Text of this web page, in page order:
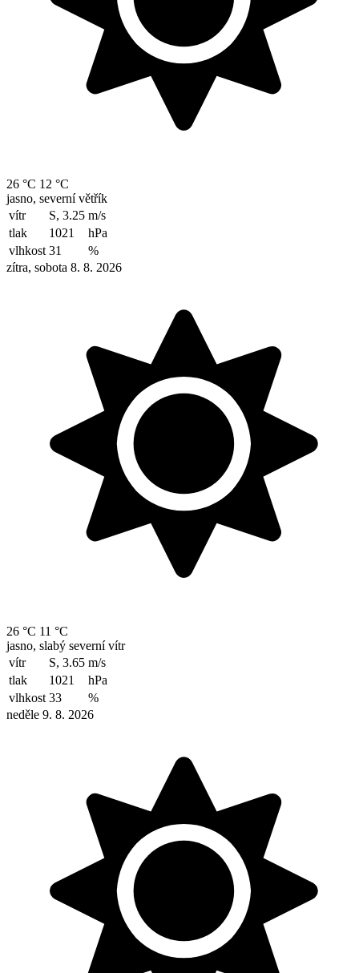
26 °C 12 °C
jasno, severní větřík
vítr
S, 3.25 m/s
tlak
1021
hPa
vlhkost 31
%
zítra, sobota 8. 8. 2026
26 °C 11 °C
jasno, slabý severní vítr
vítr
S, 3.65 m/s
tlak
1021
hPa
vlhkost 33
%
neděle 9. 8. 2026